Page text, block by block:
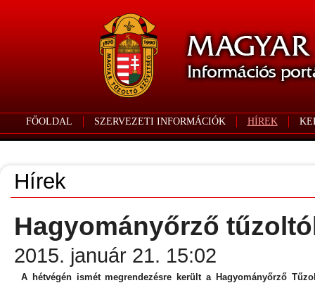
FŐOLDAL SZERVEZETI INFORMÁCIÓK HÍREK
Hírek
Hagyományőrző
2015. január 21. 15:02
A hétvégén ismét megrendezésre került a Hagyományőrző